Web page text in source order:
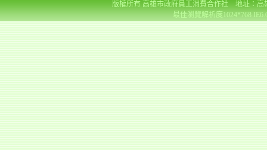
版權所有 高雄市政府員工消費合作社 地址：高
最佳瀏覽解析度1024*768